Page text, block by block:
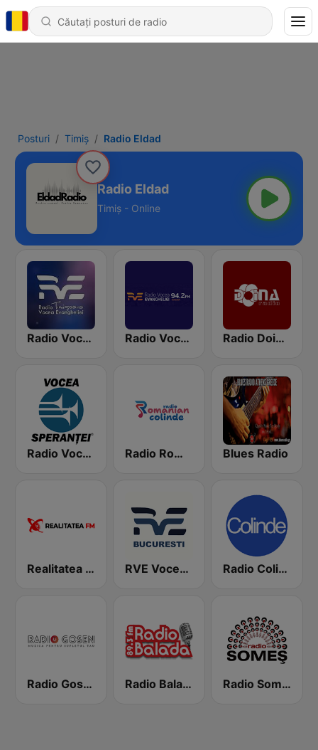
Posturi Timiș Radio Eldad
Radio Eldad
Timiș - Online
Radio Vocea Evangheliei Timişoara Radio Vocea Evangheliei - Suceava Radio Doina FM
Radio Vocea Speranţei (RVS) Radio Romanian Colinde Blues Radio
Realitatea FM RVE Vocea Envangheliei Bucaresti Radio Colinde GMusic
Radio Gosen Romania Radio Balada Radio Somes